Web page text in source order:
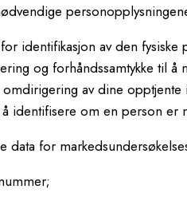
identifikasjon av den fysiske
og forhåndssamtykke til å
av dine opptjente
identifisere om en person er
data for